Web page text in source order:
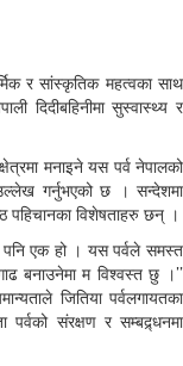
र सांस्कृतिक महत्वका साथ
दिदीबहिनीमा सुस्वास्थ्य र
मनाइने यस पर्व नेपालको
गर्नुभएको छ । सन्देशमा
पहिचानका विशेषताहरु छन् ।
पनि एक हो । यस पर्वले समस्त
बनाउनेमा म विश्वस्त छु ।’’
जितिया पर्वलगायतका
पर्वको संरक्षण र सम्बद्र्धनमा